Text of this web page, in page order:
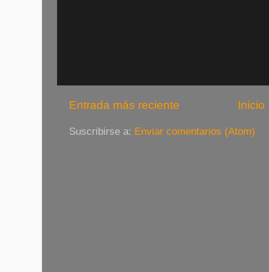
Entrada más reciente Inicio
Suscribirse a: Enviar comentarios (Atom)